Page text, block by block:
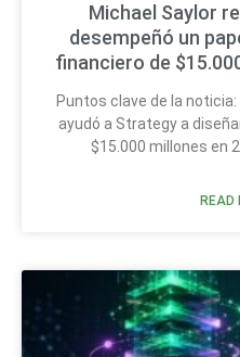
Michael Saylor
desempeñó un
financiero de
Puntos clave de la
ayudó a Strategy a
$15.000 millones en
READ